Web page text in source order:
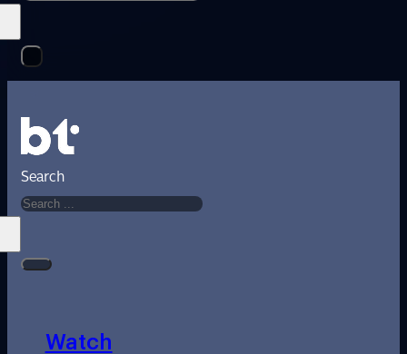
Search
Watch